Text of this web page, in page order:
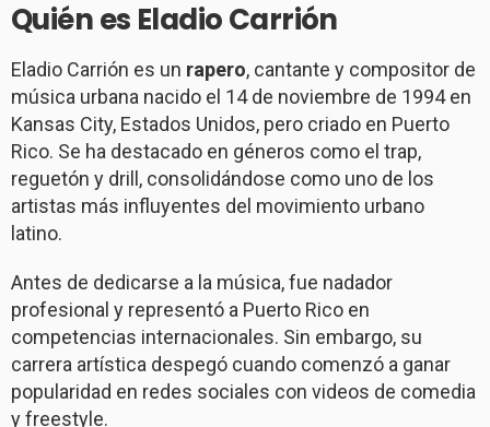
Quién es Eladio Carrión
Eladio Carrión es un rapero, cantante y compositor de
música urbana nacido el 14 de noviembre de 1994 en
Kansas City, Estados Unidos, pero criado en Puerto
Rico. Se ha destacado en géneros como el trap,
reguetón y drill, consolidándose como uno de los
artistas más influyentes del movimiento urbano
latino.
Antes de dedicarse a la música, fue nadador
profesional y representó a Puerto Rico en
competencias internacionales. Sin embargo, su
carrera artística despegó cuando comenzó a ganar
popularidad en redes sociales con videos de comedia
y freestyle.